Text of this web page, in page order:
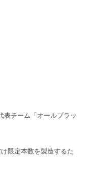
表チーム「オールブラッ
限定本数を製造するた